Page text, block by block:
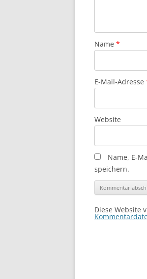
Name *
E-Mail-Adresse
Website
Name, E-
speichern.
Diese Website